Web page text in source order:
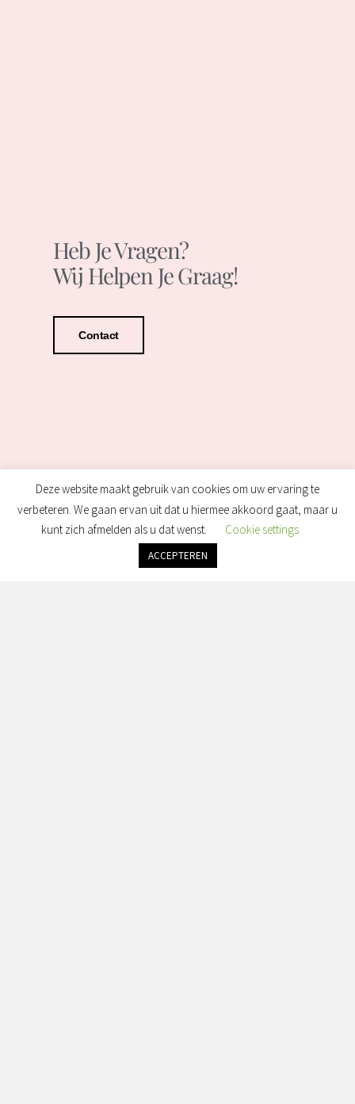
Heb Je Vragen?
Wij Helpen Je Graag!
Contact
Deze website maakt gebruik van cookies om uw ervaring te
verbeteren. We gaan ervan uit dat u hiermee akkoord gaat, maar u
kunt zich afmelden als u dat wenst.
Cookie settings
ACCEPTEREN